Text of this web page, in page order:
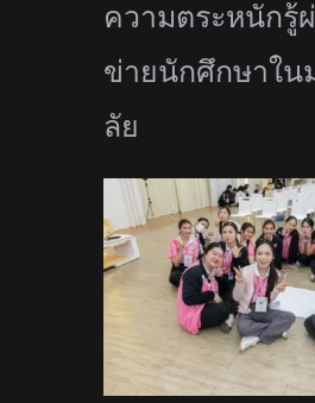
ความตระหนักรู้ผ่
ข่ายนักศึกษาใน
ลัย